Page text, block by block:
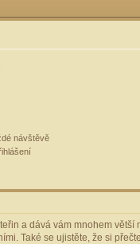
návštěvě
a dává vám mnohem
Také se ujistěte, že si